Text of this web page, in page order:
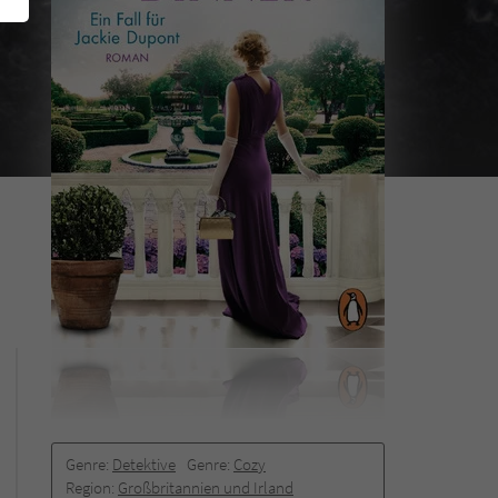
Genre: Detektive Genre: Cozy
Region: Großbritannien und Irland